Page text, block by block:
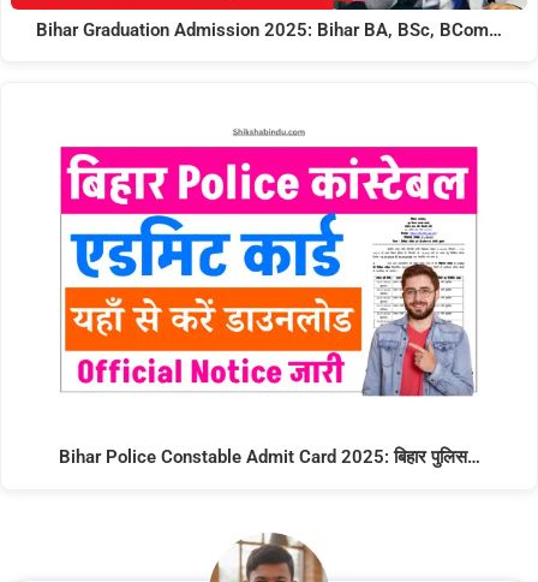
Bihar Graduation Admission 2025: Bihar BA, BSc, BCom…
Bihar Police Constable Admit Card 2025: बिहार पुलिस…